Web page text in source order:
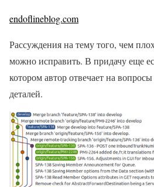
endoflineblog.com
Рассуждения на тему того, чем
можно исправить. В придачу еще
котором автор отвечает на
деталей.